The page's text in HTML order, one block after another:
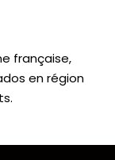
française,
en région